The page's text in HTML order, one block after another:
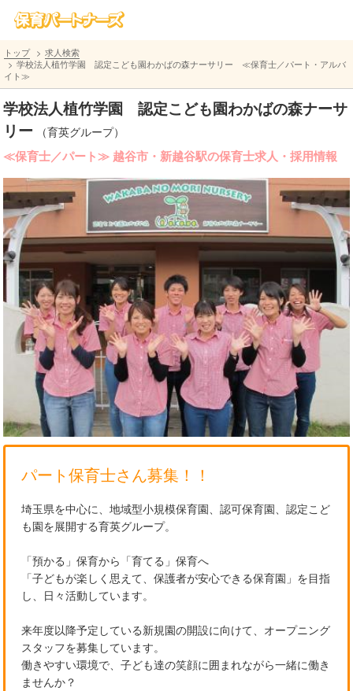
トップ
求人検索
学校法人植竹学園 認定こども園わかばの森ナーサリー ≪保育士／パート・アルバ
イト≫
学校法人植竹学園 認定こども園わかばの森ナーサ
リー
（育英グループ）
≪保育士／パート≫ 越谷市・新越谷駅の保育士求人・採用情報
パート保育士さん募集！！
埼玉県を中心に、地域型小規模保育園、認可保育園、認定こど
も園を展開する育英グループ。
「預かる」保育から「育てる」保育へ
「子どもが楽しく思えて、保護者が安心できる保育園」を目指
し、日々活動しています。
来年度以降予定している新規園の開設に向けて、オープニング
スタッフを募集しています。
働きやすい環境で、子ども達の笑顔に囲まれながら一緒に働き
ませんか？